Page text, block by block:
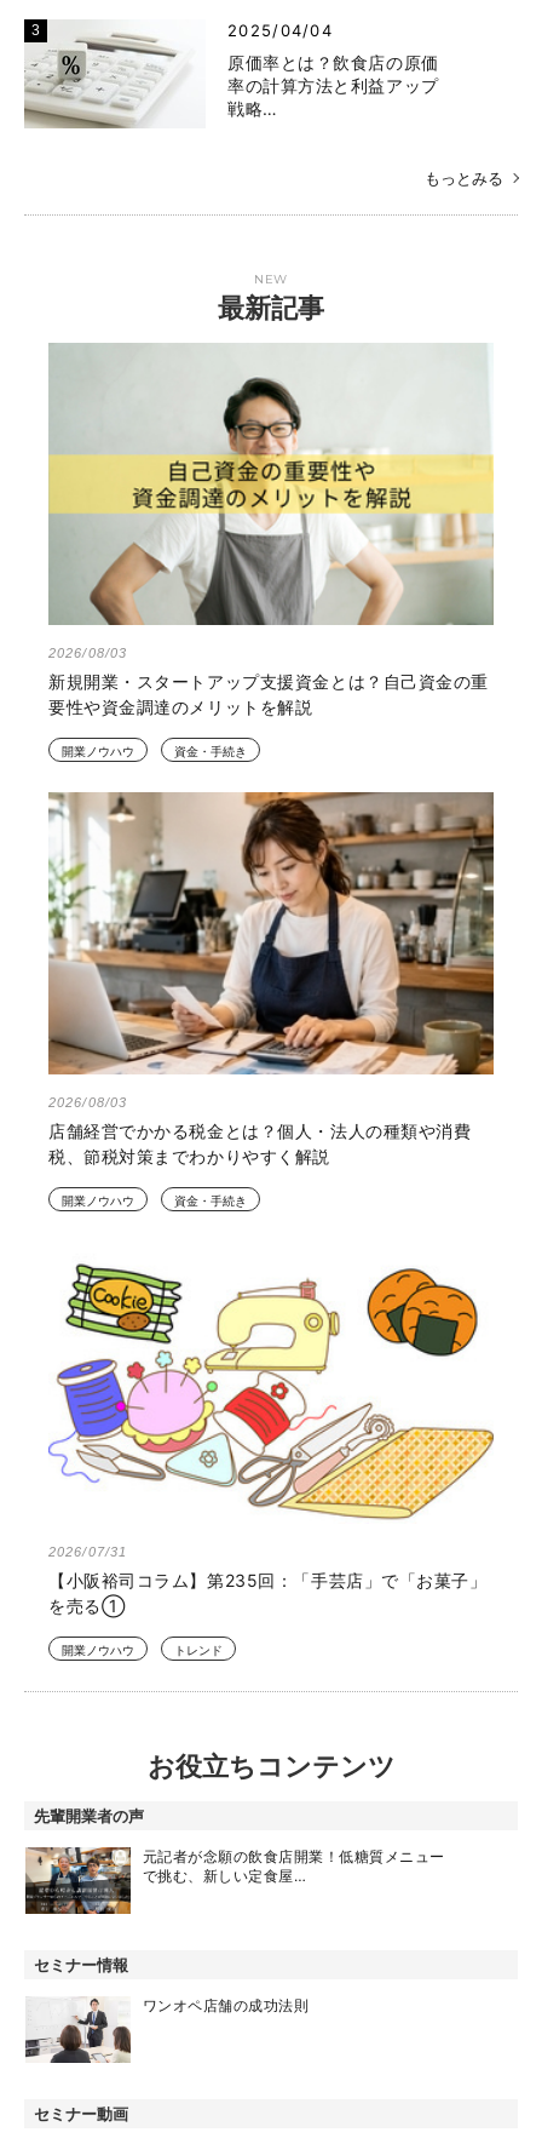
2025/04/04
原価率とは？飲食店の原価
率の計算方法と利益アップ
戦略…
もっとみる
NEW
最新記事
2026/08/03
新規開業・スタートアップ支援資金とは？自己資金の重
要性や資金調達のメリットを解説
開業ノウハウ 資金・手続き
2026/08/03
店舗経営でかかる税金とは？個人・法人の種類や消費
税、節税対策までわかりやすく解説
開業ノウハウ 資金・手続き
2026/07/31
【小阪裕司コラム】第235回：「手芸店」で「お菓子」
を売る①
開業ノウハウ トレンド
お役立ちコンテンツ
先輩開業者の声
元記者が念願の飲食店開業！低糖質メニュー
で挑む、新しい定食屋…
セミナー情報
ワンオペ店舗の成功法則
セミナー動画